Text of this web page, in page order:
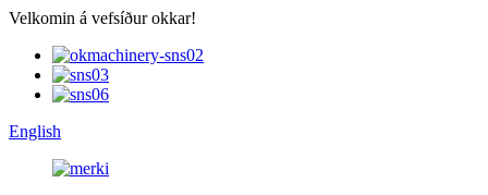
Velkomin á vefsíður okkar!
English